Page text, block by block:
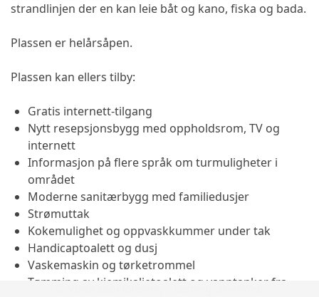
strandlinjen der en kan leie båt og kano, fiska og bada.
Plassen er helårsåpen.
Plassen kan ellers tilby:
Gratis internett-tilgang
Nytt resepsjonsbygg med oppholdsrom, TV og
internett
Informasjon på flere språk om turmuligheter i
området
Moderne sanitærbygg med familiedusjer
Strømuttak
Kokemulighet og oppvaskkummer under tak
Handicaptoalett og dusj
Vaskemaskin og tørketrommel
Tømming av kjemikalietoalett og vanntanker fra